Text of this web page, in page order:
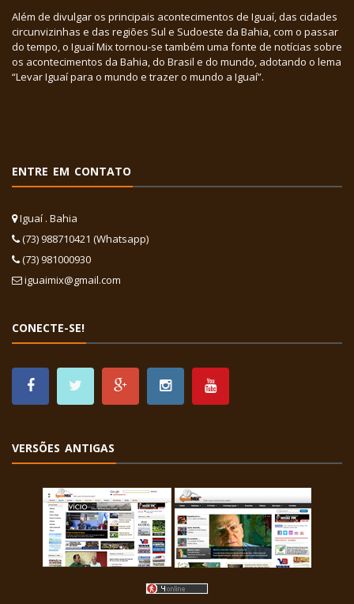
Além de divulgar os principais acontecimentos de Iguaí, das cidades
circunvizinhas e das regiões Sul e Sudoeste da Bahia, com o passar
do tempo, o Iguaí Mix tornou-se também uma fonte de notícias sobre
os acontecimentos da Bahia, do Brasil e do mundo, adotando o lema
“Levar Iguaí para o mundo e trazer o mundo a Iguaí”.
ENTRE EM CONTATO
Iguaí . Bahia
(73) 988710421 (Whatsapp)
(73) 981000930
iguaimix@gmail.com
CONECTE-SE!
VERSÕES ANTIGAS